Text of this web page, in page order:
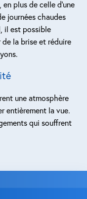
plus de celle d’une
journées chaudes
il est possible
la brise et réduire
une atmosphère
entièrement la vue.
qui souffrent